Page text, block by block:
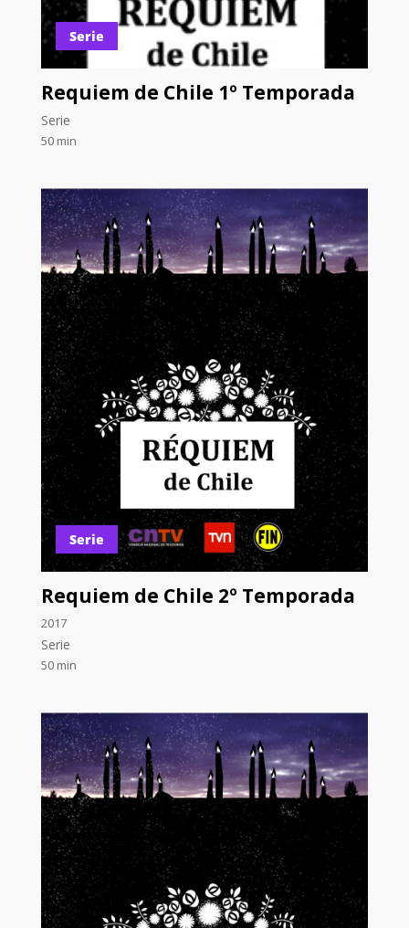
Serie
Requiem de Chile 1º Temporada
Serie
50 min
Serie
Requiem de Chile 2º Temporada
2017
Serie
50 min